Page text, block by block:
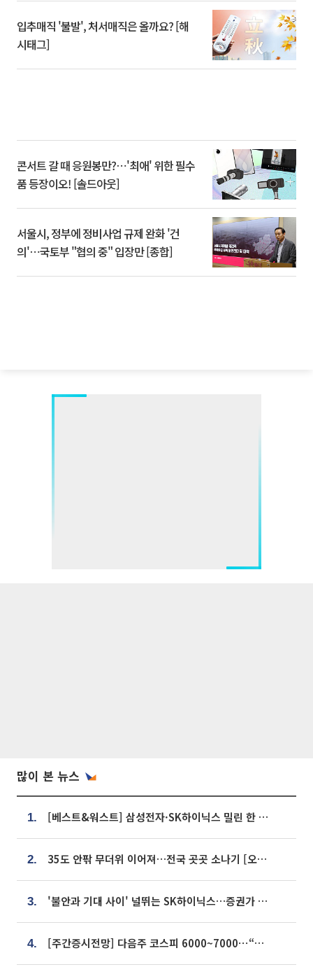
입추매직 '불발', 처서매직은 올까요? [해
시태그]
콘서트 갈 때 응원봉만?⋯'최애' 위한 필수
품 등장이오! [솔드아웃]
서울시, 정부에 정비사업 규제 완화 '건
의'⋯국토부 "협의 중" 입장만 [종합]
많이 본 뉴스
1. [베스트&워스트] 삼성전자·SK하이닉스 밀린 한 주…상상인증권은 85% 급등
2. 35도 안팎 무더위 이어져…전국 곳곳 소나기 [오늘 날씨]
3. '불안과 기대 사이' 널뛰는 SK하이닉스…증권가 "HBM4·LTA 기반 펀터멘털 견고"
4. [주간증시전망] 다음주 코스피 6000~7000⋯“外人 수급은 정책이 변수”